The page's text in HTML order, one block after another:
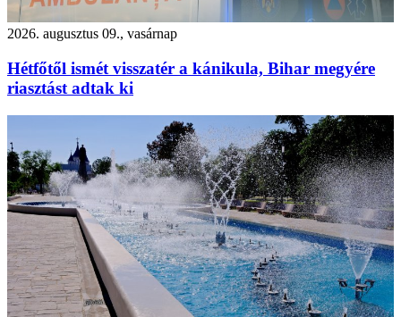
2026. augusztus 09., vasárnap
Hétfőtől ismét visszatér a kánikula, Bihar megyére
riasztást adtak ki